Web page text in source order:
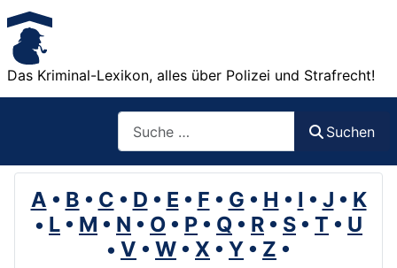
Das Kriminal-Lexikon, alles über Polizei und Strafrecht!
Suchen
A • B • C • D • E • F • G • H • I • J • K
• L • M • N • O • P • Q • R • S • T • U
• V • W • X • Y • Z •